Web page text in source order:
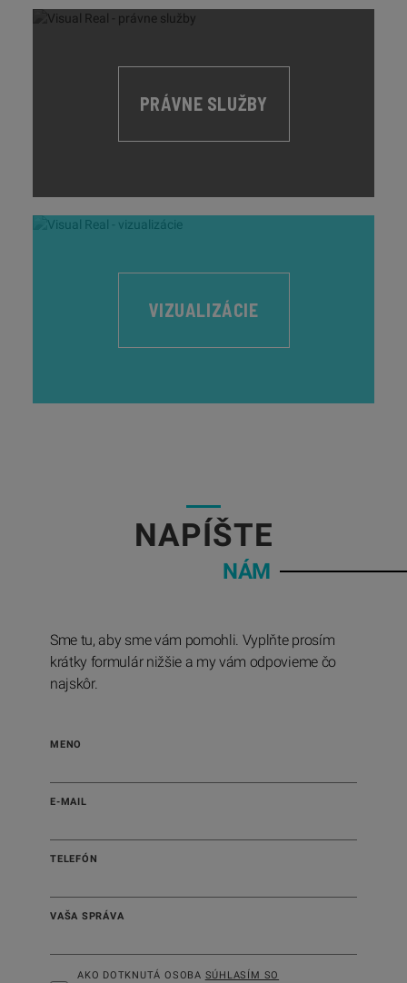
PRÁVNE SLUŽBY
VIZUALIZÁCIE
NAPÍŠTE
NÁM
Sme tu, aby sme vám pomohli. Vyplňte prosím
krátky formulár nižšie a my vám odpovieme čo
najskôr.
MENO
E-MAIL
TELEFÓN
VAŠA SPRÁVA
AKO DOTKNUTÁ OSOBA SÚHLASÍM SO